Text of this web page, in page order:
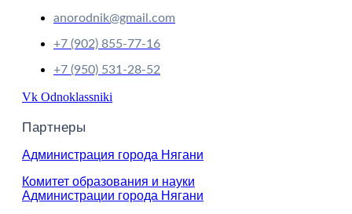
anorodnik@gmail.com
+7 (902) 855-77-16
+7 (950) 531-28-52
Vk Odnoklassniki
Партнеры
Администрация города Нягани
Комитет образования и науки
Администрации города Нягани